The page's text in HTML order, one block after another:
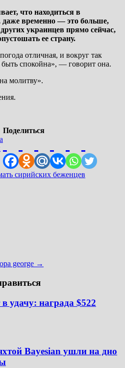
что находиться в
даже временно — это больше,
украинцев прямо сейчас,
ее страну.
отличная, и вокруг так
спокойна», — говорит она.
молитву».
Поделиться
сирийских беженцев
george →
удачу: награда $522
Bayesian ушли на дно